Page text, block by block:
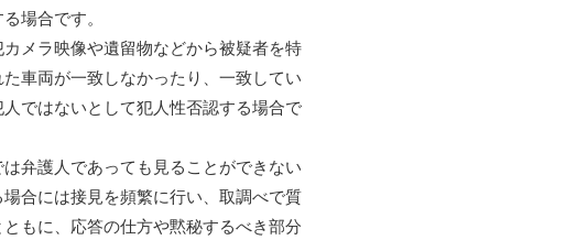
場合です。
メラ映像や遺留物などから被疑者を特
車両が一致しなかったり、一致してい
ではないとして犯人性否認する場合で
弁護人であっても見ることができない
合には接見を頻繁に行い、取調べで質
もに、応答の仕方や黙秘するべき部分